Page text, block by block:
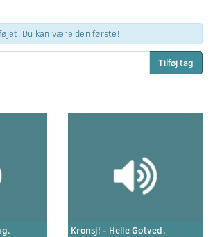
Du kan være den første!
Tilføj tag
Kronsj! - Helle Gotved.